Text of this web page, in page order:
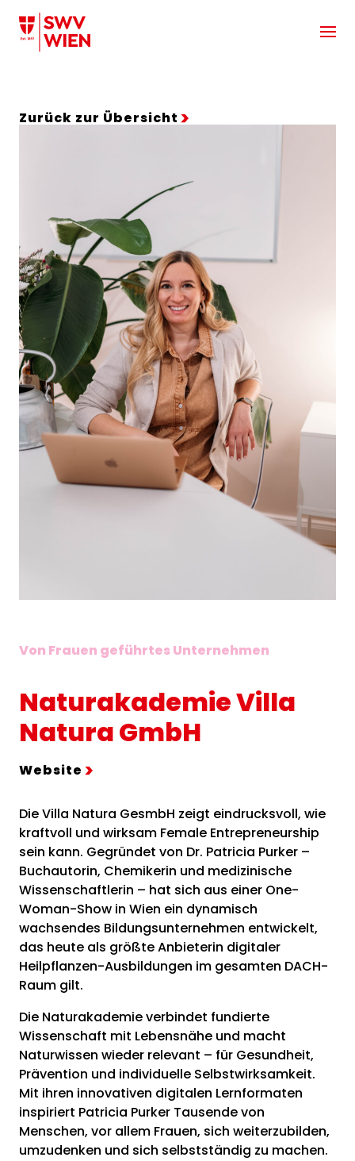
Zum Hauptinhalt springen
Zurück zur Übersicht
Von Frauen geführtes Unternehmen
Naturakademie Villa
Natura GmbH
Website
Die Villa Natura GesmbH zeigt eindrucksvoll, wie
kraftvoll und wirksam Female Entrepreneurship
sein kann. Gegründet von Dr. Patricia Purker –
Buchautorin, Chemikerin und medizinische
Wissenschaftlerin – hat sich aus einer One-
Woman-Show in Wien ein dynamisch
wachsendes Bildungsunternehmen entwickelt,
das heute als größte Anbieterin digitaler
Heilpflanzen-Ausbildungen im gesamten DACH-
Raum gilt.
Die Naturakademie verbindet fundierte
Wissenschaft mit Lebensnähe und macht
Naturwissen wieder relevant – für Gesundheit,
Prävention und individuelle Selbstwirksamkeit.
Mit ihren innovativen digitalen Lernformaten
inspiriert Patricia Purker Tausende von
Menschen, vor allem Frauen, sich weiterzubilden,
umzudenken und sich selbstständig zu machen.